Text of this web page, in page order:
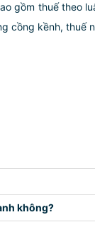
gồm thuế theo
cồng kềnh, thuế
không?